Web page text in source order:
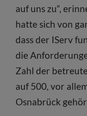
auf uns zu“,
hatte sich von
dass der IServ
die
Zahl der
auf 500, vor
Osnabrück